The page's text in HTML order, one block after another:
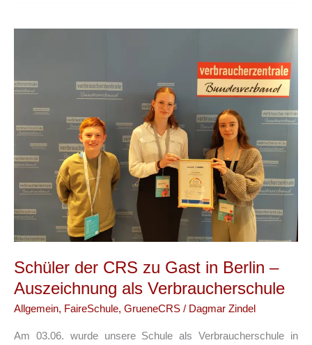
Schüler der CRS zu Gast in Berlin –
Auszeichnung als Verbraucherschule
Allgemein, FaireSchule, GrueneCRS / Dagmar Zindel
Am 03.06. wurde unsere Schule als Verbraucherschule in